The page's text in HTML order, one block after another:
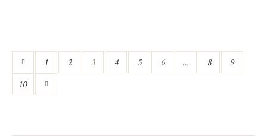
1 2 3 4 5 6 … 8
9
10